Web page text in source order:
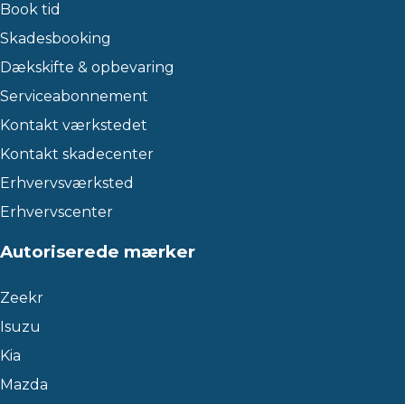
Book tid
Skadesbooking
Dækskifte & opbevaring
Serviceabonnement
Kontakt værkstedet
Kontakt skadecenter
Erhvervsværksted
Erhvervscenter
Autoriserede mærker
Zeekr
Isuzu
Kia
Mazda